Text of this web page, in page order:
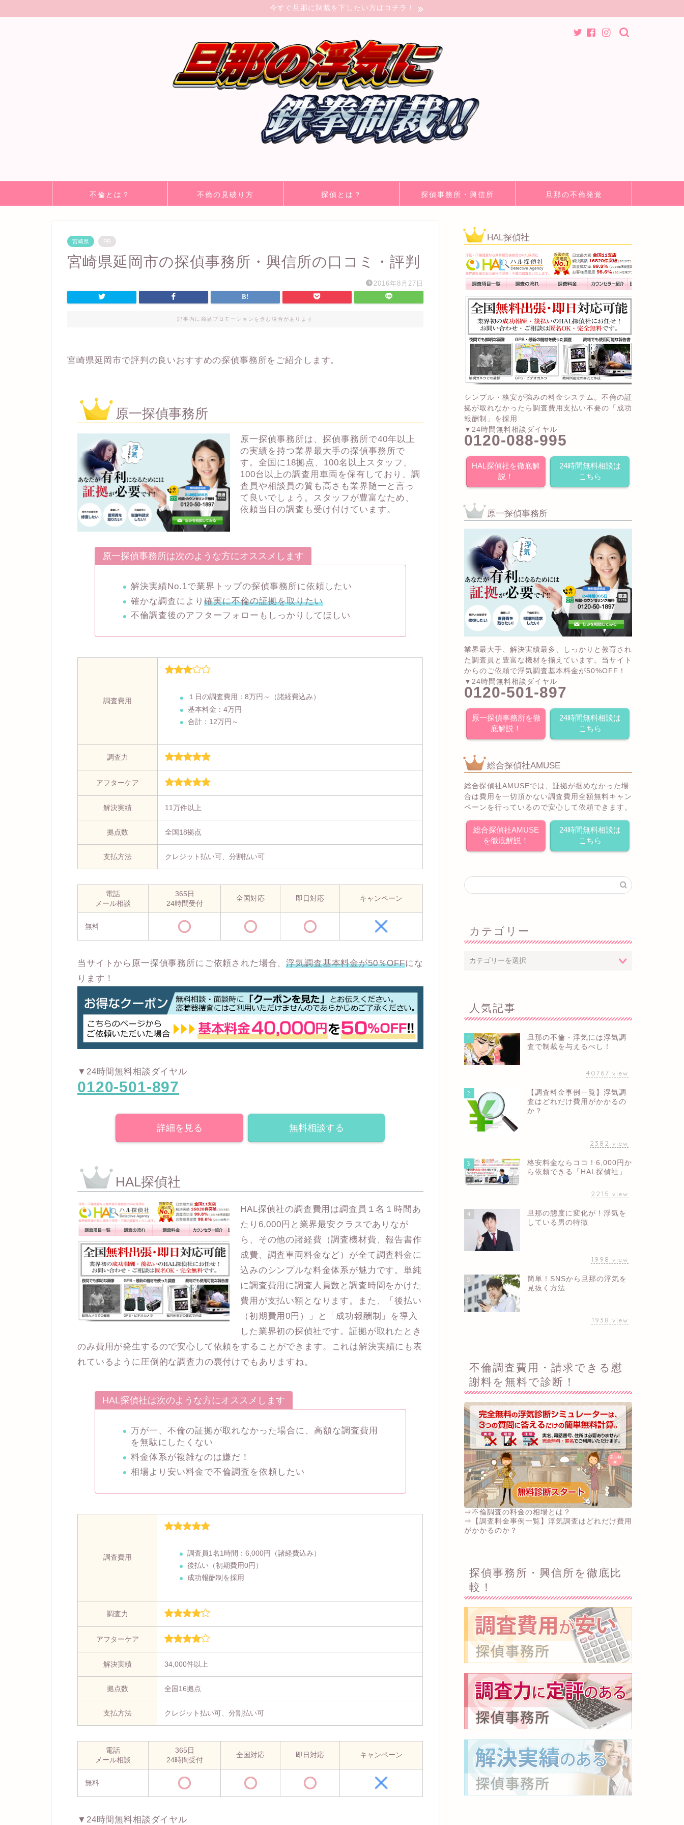
今すぐ旦那に制裁を下したい方はコチラ！
不倫とは？ 不倫の見破り方 探偵とは？ 探偵事務所・興信所 旦那の不倫発覚
宮崎県 PR
宮崎県延岡市の探偵事務所・興信所の口コミ・評判
2016年8月27日
記事内に商品プロモーションを含む場合があります
宮崎県延岡市で評判の良いおすすめの探偵事務所をご紹介します。
原一探偵事務所
原一探偵事務所は、探偵事務所で40年以上
の実績を持つ業界最大手の探偵事務所で
す。全国に18拠点、100名以上スタッフ、
100台以上の調査用車両を保有しており、調
査員や相談員の質も高さも業界随一と言っ
て良いでしょう。スタッフが豊富なため、
依頼当日の調査も受け付けています。
原一探偵事務所は次のような方にオススメします
解決実績No.1で業界トップの探偵事務所に依頼したい
確かな調査により 確実に不倫の証拠を取りたい
不倫調査後のアフターフォローもしっかりしてほしい
調査費用 １日の調査費用： 8万円～
（諸経費込み）
基本料金：4万円
合計：12万円～
調査力
アフターケア
解決実績 11万件以上
拠点数 全国18拠点
支払方法 クレジット払い可、分割払い可
電話
メール相談
365日
24時間受付
全国対応 即日対応 キャンペーン
無料
当サイトから原一探偵事務所にご依頼された場合、浮気調査基本料金が50％OFFにな
ります！
▼24時間無料相談ダイヤル
0120-501-897
詳細を見る 無料相談する
HAL探偵社
HAL探偵社の調査費用は調査員１名１時間あ
たり6,000円と業界最安クラスでありなが
ら、その他の諸経費（調査機材費、報告書作
成費、調査車両料金など）が全て調査料金に
込みのシンプルな料金体系が魅力です。単純
に調査費用に調査人員数と調査時間をかけた
費用が支払い額となります。また、「後払い
（初期費用0円）」と「成功報酬制」を導入
した業界初の探偵社です。証拠が取れたとき
のみ費用が発生するので安心して依頼をすることができます。これは解決実績にも表
れているように圧倒的な調査力の裏付けでもありますね。
HAL探偵社は次のような方にオススメします
万が一、不倫の証拠が取れなかった場合に、高額な調査費用
を無駄にしたくない
料金体系が複雑なのは嫌だ！
相場より安い料金で不倫調査を依頼したい
調査費用 調査員1名1時間： 6,000円 （諸経費込み）
後払い（初期費用0円）
成功報酬制を採用
調査力
アフターケア
解決実績 34,000件以上
拠点数 全国16拠点
支払方法 クレジット払い可、分割払い可
電話
メール相談
365日
24時間受付
全国対応 即日対応 キャンペーン
無料
▼24時間無料相談ダイヤル
HAL探偵社
シンプル・格安が強みの料金システム。不倫の証
拠が取れなかったら調査費用支払い不要の「成功
報酬制」を採用
▼24時間無料相談ダイヤル
0120-088-995
HAL探偵社を徹底解
説！
24時間無料相談は
こちら
原一探偵事務所
業界最大手、解決実績最多、しっかりと教育され
た調査員と豊富な機材を揃えています。当サイト
からのご依頼で浮気調査基本料金が50%OFF！
▼24時間無料相談ダイヤル
0120-501-897
原一探偵事務所を徹
底解説！
24時間無料相談は
こちら
総合探偵社AMUSE
総合探偵社AMUSEでは、証拠が掴めなかった場
合は費用を一切頂かない調査費用全額無料キャン
ペーンを行っているので安心して依頼できます。
総合探偵社AMUSE
を徹底解説！
24時間無料相談は
こちら
カテゴリー
人気記事
1
旦那の不倫・浮気には浮気調
査で制裁を与えるべし！
40767 view
2
【調査料金事例一覧】浮気調
査はどれだけ費用がかかるの
か？
2382 view
3
格安料金ならココ！6,000円か
ら依頼できる「HAL探偵社」
2215 view
4
旦那の態度に変化が！浮気を
している男の特徴
1998 view
5
簡単！SNSから旦那の浮気を
見抜く方法
1938 view
不倫調査費用・請求できる慰
謝料を無料で診断！
⇒不倫調査の料金の相場とは？
⇒【調査料金事例一覧】浮気調査はどれだけ費用
がかかるのか？
探偵事務所・興信所を徹底比
較！